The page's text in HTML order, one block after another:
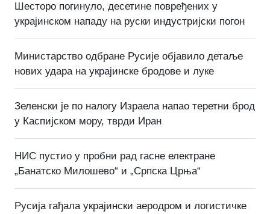
Шесторо погинуло, десетине повређених у
украјинском нападу на руски индустријски погон
Министарство одбране Русије објавило детаље
нових удара на украјинске бродове и луке
Зеленски је по налогу Израела напао теретни брод
у Каспијском мору, тврди Иран
НИС пустио у пробни рад гасне електране
„Банатско Милошево“ и „Српска Црња“
Русија гађала украјински аеродром и логистичке